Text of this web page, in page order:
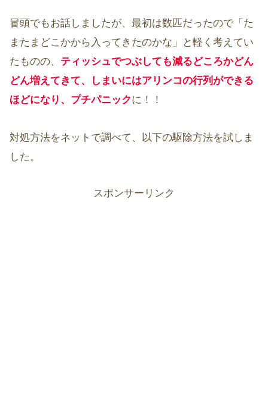
冒頭でもお話しましたが、最初は数匹だったので「た
またまどこかから入ってきたのかな」と軽く考えてい
たものの、 ティッシュでつぶしても減るどころかどん
どん増えてきて、しまいにはアリンコの行列ができる
ほどになり、プチパニックに！！
対処方法をネットで調べて、以下の駆除方法を試しま
した。
スポンサーリンク